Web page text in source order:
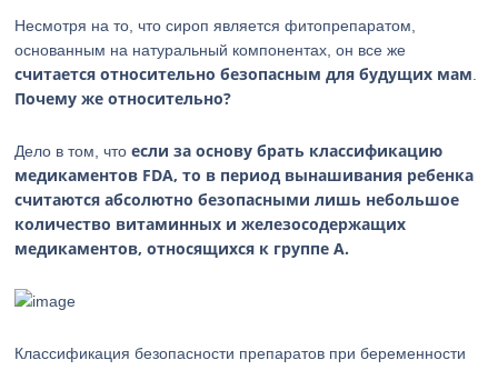
Несмотря на то, что сироп является фитопрепаратом,
основанным на натуральный компонентах, он все же
считается относительно безопасным для будущих мам
Почему же относительно?
Дело в том, чтоесли за основу брать классификацию
медикаментов FDA, то в период вынашивания ребенка
считаются абсолютно безопасными лишь небольшое
количество витаминных и железосодержащих
медикаментов, относящихся к группе А.
Классификация безопасности препаратов при беременности